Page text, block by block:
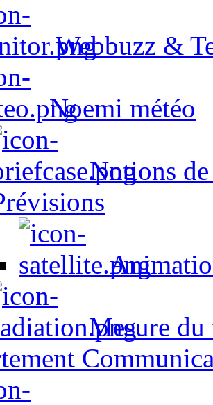
Webbuzz &
Noemi météo
Notions
Mesure du